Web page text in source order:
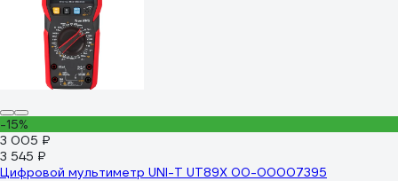
-15%
3 005 ₽
3 545 ₽
Цифровой мультиметр UNI-T UT89X 00-00007395